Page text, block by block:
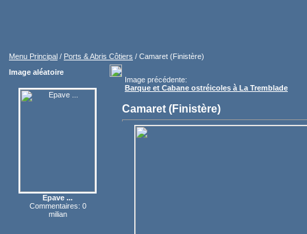
Menu Principal / Ports & Abris Côtiers / Camaret (Finistère)
Image aléatoire
Epave ...
Commentaires: 0
milian
Image précédente:
Barque et Cabane ostréicoles à La Tremblade
Camaret (Finistère)